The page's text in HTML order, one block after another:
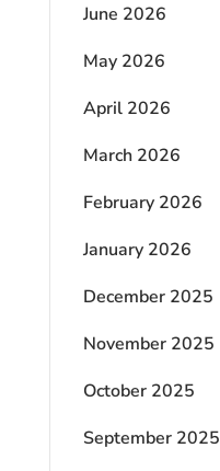
June 2026
May 2026
April 2026
March 2026
February 2026
January 2026
December 2025
November 2025
October 2025
September 2025